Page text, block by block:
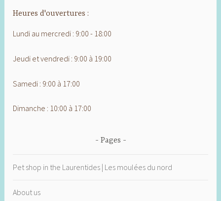
Heures d'ouvertures :
Lundi au mercredi : 9:00 - 18:00
Jeudi et vendredi : 9:00 à 19:00
Samedi : 9:00 à 17:00
Dimanche : 10:00 à 17:00
Pages
Pet shop in the Laurentides | Les moulées du nord
About us